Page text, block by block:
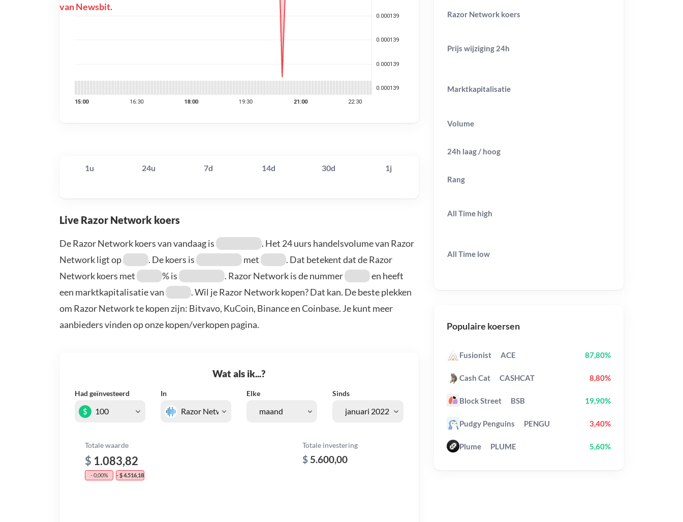
van Newsbit.
1u 24u 7d 14d 30d 1j
Live Razor Network koers
De Razor Network koers van vandaag is
. Het 24 uurs handelsvolume van Razor
Network ligt op
. De koers is met
. Dat betekent dat de Razor
Network koers met
% is . Razor Network is de nummer
en heeft
een marktkapitalisatie van
. Wil je Razor Network kopen? Dat kan. De beste plekken
om Razor Network te kopen zijn: Bitvavo, KuCoin, Binance en Coinbase. Je kunt meer
aanbieders vinden op onze kopen/verkopen pagina.
Wat als ik...?
Had geïnvesteerd In Elke Sinds
$
Totale waarde
$ 1.083,82
- 0,00% - $ 4.516,18
Totale investering
$ 5.600,00
Razor Network koers
Prijs wijziging 24h
Marktkapitalisatie
Volume
24h laag / hoog
Rang
All Time high
All Time low
Populaire koersen
Fusionist ACE 87,80%
Cash Cat CASHCAT 8,80%
Block Street BSB 19,90%
Pudgy Penguins PENGU 3,40%
Plume PLUME 5,60%